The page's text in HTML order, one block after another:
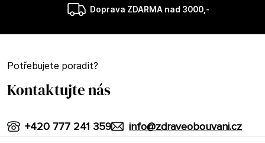
Doprava ZDARMA nad 3000,-
Potřebujete poradit?
Kontaktujte nás
info@zdraveobouvani.cz
+420 777 241 359